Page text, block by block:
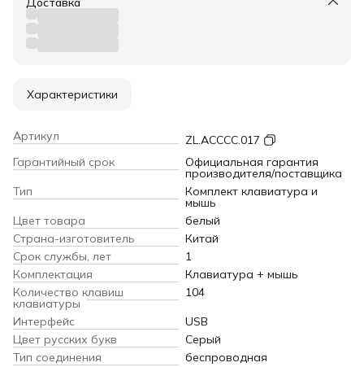
Характеристики
Артикул
ZL.ACCCC.017
Гарантийный срок
Официальная гарантия
производителя/поставщика
Тип
Комплект клавиатура и
мышь
Цвет товара
белый
Страна-изготовитель
Китай
Срок службы, лет
1
Комплектация
Клавиатура + мышь
Количество клавиш
клавиатуры
104
Интерфейс
USB
Цвет русских букв
Серый
Тип соединения
беспроводная